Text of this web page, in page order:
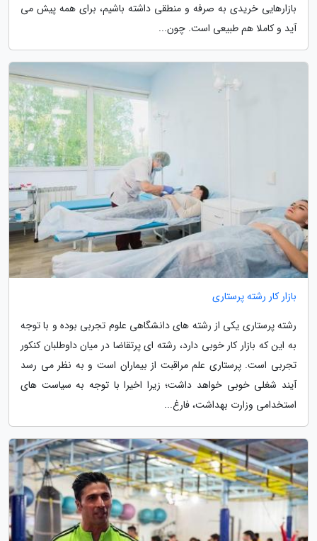
بازارهایی خریدی به صرفه و منطقی داشته باشیم، برای همه پیش می
آید و کاملا هم طبیعی است. چون...
بازار کار رشته پرستاری
رشته پرستاری یکی از رشته های دانشگاهی علوم تجربی بوده و با توجه
به این که بازار کار خوبی دارد، رشته ای پرتقاضا در میان داوطلبان کنکور
تجربی است. پرستاری علم مراقبت از بیماران است و به نظر می رسد
آیند شغلی خوبی خواهد داشت؛ زیرا اخیرا با توجه به سیاست های
استخدامی وزارت بهداشت، فارغ...